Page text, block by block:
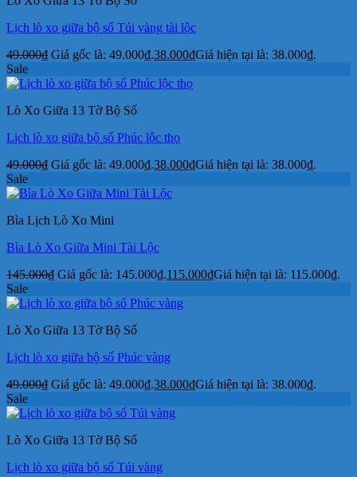
Lịch lò xo giữa bộ số Túi vàng tài lộc
49.000₫ Giá gốc là: 49.000₫.38.000₫Giá hiện tại là: 38.000₫.
Sale
Lò Xo Giữa 13 Tờ Bộ Số
Lịch lò xo giữa bộ số Phúc lộc thọ
49.000₫ Giá gốc là: 49.000₫.38.000₫Giá hiện tại là: 38.000₫.
Sale
Bìa Lịch Lò Xo Mini
Bìa Lò Xo Giữa Mini Tài Lộc
145.000₫ Giá gốc là: 145.000₫.115.000₫Giá hiện tại là: 115.000₫.
Sale
Lò Xo Giữa 13 Tờ Bộ Số
Lịch lò xo giữa bộ số Phúc vàng
49.000₫ Giá gốc là: 49.000₫.38.000₫Giá hiện tại là: 38.000₫.
Sale
Lò Xo Giữa 13 Tờ Bộ Số
Lịch lò xo giữa bộ số Túi vàng